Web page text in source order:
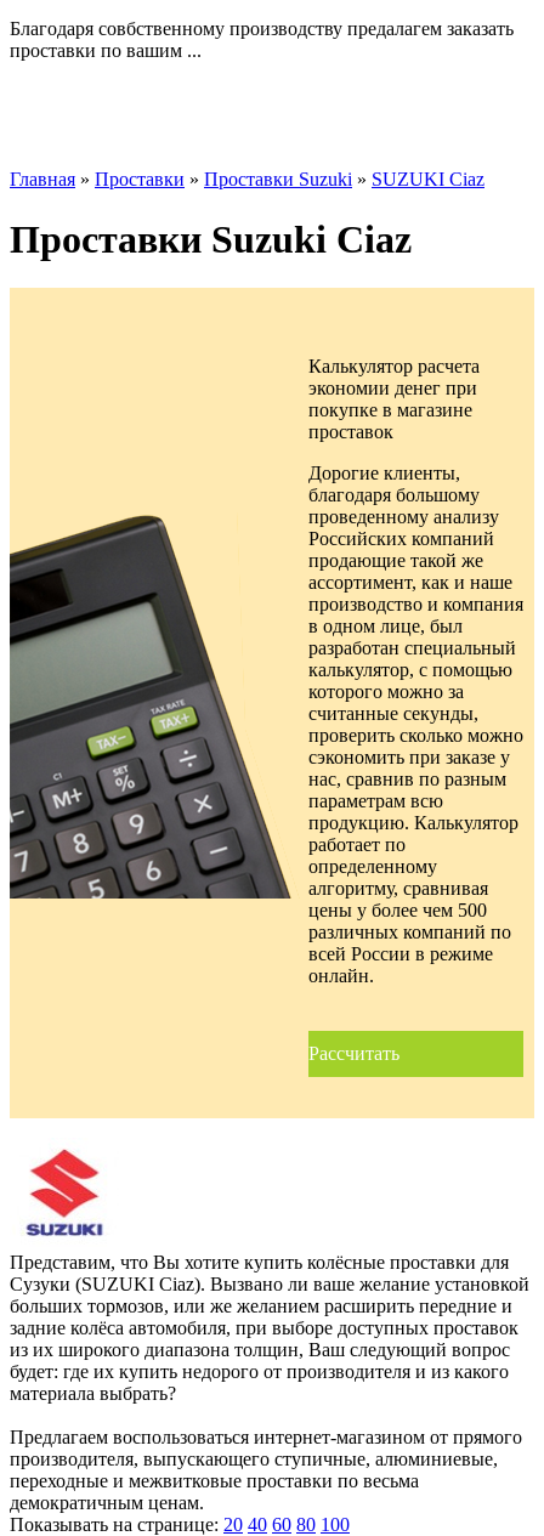
Благодаря совбственному производству предалагем заказать
проставки по вашим ...
Главная » Проставки » Проставки Suzuki » SUZUKI Ciaz
Проставки Suzuki Ciaz
Калькулятор расчета
экономии денег при
покупке в магазине
проставок
Дорогие клиенты,
благодаря большому
проведенному анализу
Российских компаний
продающие такой же
ассортимент, как и наше
производство и компания
в одном лице, был
разработан специальный
калькулятор, с помощью
которого можно за
считанные секунды,
проверить сколько можно
сэкономить при заказе у
нас, сравнив по разным
параметрам всю
продукцию. Калькулятор
работает по
определенному
алгоритму, сравнивая
цены у более чем 500
различных компаний по
всей России в режиме
онлайн.
Рассчитать
Представим, что Вы хотите купить колёсные проставки для
Сузуки (SUZUKI Ciaz). Вызвано ли ваше желание установкой
больших тормозов, или же желанием расширить передние и
задние колёса автомобиля, при выборе доступных проставок
из их широкого диапазона толщин, Ваш следующий вопрос
будет: где их купить недорого от производителя и из какого
материала выбрать?
Предлагаем воспользоваться интернет-магазином от прямого
производителя, выпускающего ступичные, алюминиевые,
переходные и межвитковые проставки по весьма
демократичным ценам.
Показывать на странице: 20 40 60 80 100